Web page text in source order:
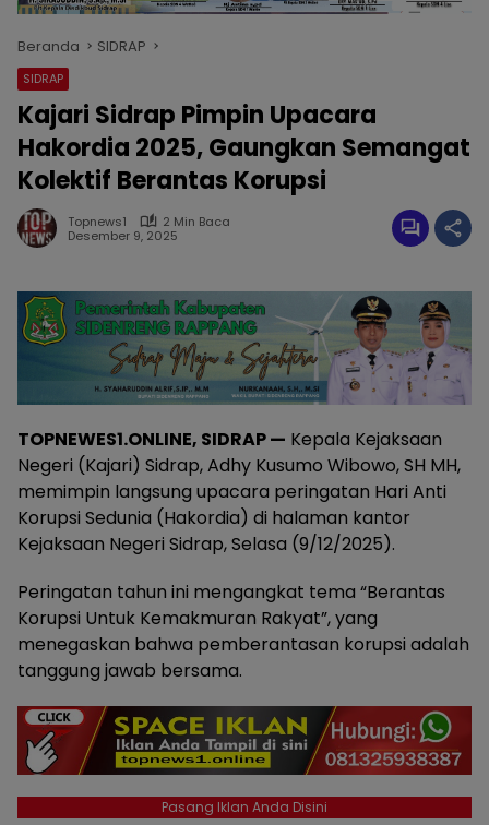
Beranda SIDRAP
SIDRAP
Kajari Sidrap Pimpin Upacara
Hakordia 2025, Gaungkan Semangat
Kolektif Berantas Korupsi
Topnews1
2 Min Baca
Desember 9, 2025
TOPNEWES1.ONLINE, SIDRAP — Kepala Kejaksaan
Negeri (Kajari) Sidrap, Adhy Kusumo Wibowo, SH MH,
memimpin langsung upacara peringatan Hari Anti
Korupsi Sedunia (Hakordia) di halaman kantor
Kejaksaan Negeri Sidrap, Selasa (9/12/2025).
Peringatan tahun ini mengangkat tema “Berantas
Korupsi Untuk Kemakmuran Rakyat”, yang
menegaskan bahwa pemberantasan korupsi adalah
tanggung jawab bersama.
Pasang Iklan Anda Disini